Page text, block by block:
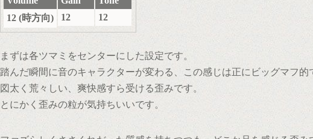
12 (時方向)
12
12
まずは各ツマミをセンターにした設定です。
踏んだ瞬間に音のキャラクターが変わる、この感じは正にビッグマフ的
図太く荒々しい、爽快感すら受ける歪みです。
とにかく歪みの粒が気持ちいいです。